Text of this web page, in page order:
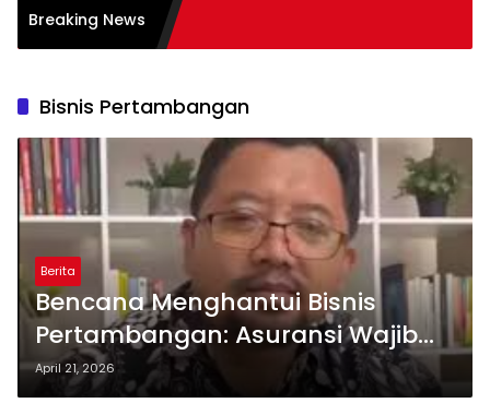
Breaking News
pada
Bisnis Pertambangan
Berita
Bencana Menghantui Bisnis
Pertambangan: Asuransi Wajib
Paham Risiko Nyata!
April 21, 2026